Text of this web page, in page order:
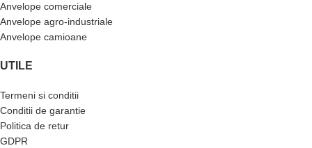
Anvelope comerciale
Anvelope agro-industriale
Anvelope camioane
UTILE
Termeni si conditii
Conditii de garantie
Politica de retur
GDPR